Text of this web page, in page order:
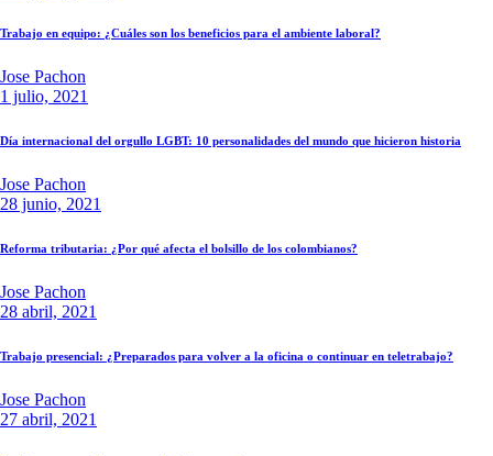
Trabajo en equipo: ¿Cuáles son los beneficios para el ambiente laboral?
Jose Pachon
1 julio, 2021
Día internacional del orgullo LGBT: 10 personalidades del mundo que hicieron historia
Jose Pachon
28 junio, 2021
Reforma tributaria: ¿Por qué afecta el bolsillo de los colombianos?
Jose Pachon
28 abril, 2021
Trabajo presencial: ¿Preparados para volver a la oficina o continuar en teletrabajo?
Jose Pachon
27 abril, 2021